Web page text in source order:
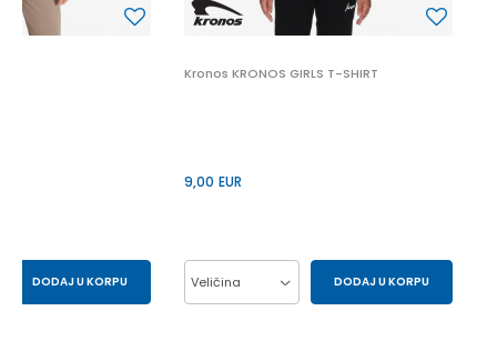
DODAJ U KORPU
Kronos KRONOS GIRLS T-SHIRT
9,00 EUR
Veličina DODAJ U KORPU